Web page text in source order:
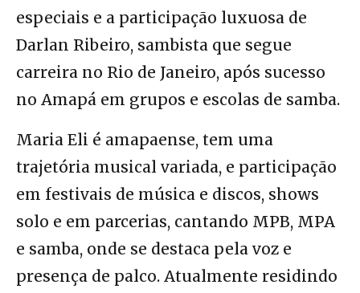
especiais e a participação luxuosa de
Darlan Ribeiro, sambista que segue
carreira no Rio de Janeiro, após sucesso
no Amapá em grupos e escolas de samba.
Maria Eli é amapaense, tem uma
trajetória musical variada, e participação
em festivais de música e discos, shows
solo e em parcerias, cantando MPB, MPA
e samba, onde se destaca pela voz e
presença de palco. Atualmente residindo